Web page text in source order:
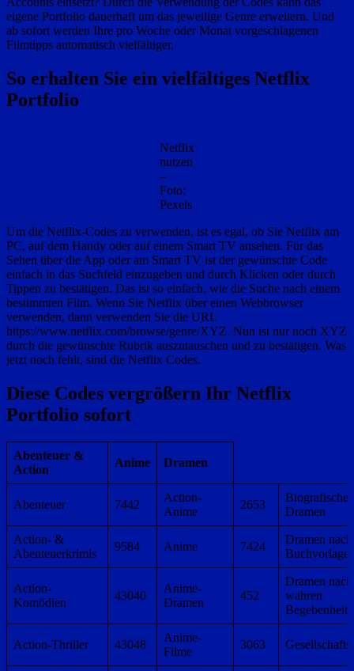
eigene Portfolio dauerhaft um das jeweilige Genre erweitern. Und
ab sofort werden Ihre pro Woche oder Monat vorgeschlagenen
Filmtipps automatisch vielfältiger.
So erhalten Sie ein vielfältiges Netflix
Portfolio
Netflix
nutzen
–
Foto:
Pexels
Um die Netflix-Codes zu verwenden, ist es egal, ob Sie Netflix am
PC, auf dem Handy oder auf einem Smart TV ansehen. Für das
Sehen über die App oder am Smart TV ist der gewünschte Code
einfach in das Suchfeld einzugeben und durch Klicken oder durch
Tippen zu bestätigen. Das ist so einfach, wie die Suche nach einem
bestimmten Film. Wenn Sie Netflix über einen Webbrowser
verwenden, dann verwenden Sie die URL
https://www.netflix.com/browse/genre/XYZ. Nun ist nur noch XYZ
durch die gewünschte Rubrik auszutauschen und zu bestätigen. Was
jetzt noch fehlt, sind die Netflix Codes.
Diese Codes vergrößern Ihr Netflix
Portfolio sofort
Abenteuer &
Action
Anime Dramen
Abenteuer 7442
Action-
Anime
2653
Biografische
Dramen
Action- &
Abenteuerkrimis
9584 Anime 7424
Dramen nach
Action-
Komödien
43040
Anime-
Dramen
452
Dramen nach
wahren
Action-Thriller 43048
Anime-
Filme
3063